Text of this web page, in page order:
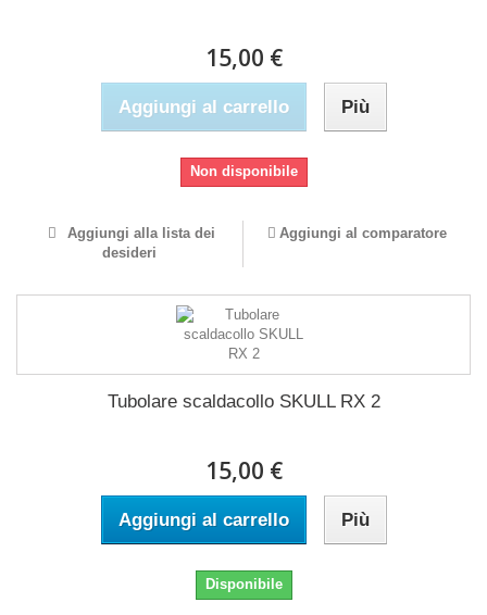
15,00 €
Aggiungi al carrello Più
Non disponibile
Aggiungi alla lista dei
desideri
Aggiungi al comparatore
Tubolare scaldacollo SKULL RX 2
15,00 €
Aggiungi al carrello Più
Disponibile